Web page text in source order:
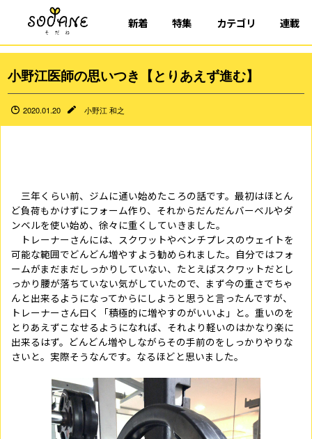
新着 特集 カテゴリ 連載
小野江医師の思いつき【とりあえず進む】
2020.01.20 小野江 和之
三年くらい前、ジムに通い始めたころの話です。最初はほとん
ど負荷もかけずにフォーム作り、それからだんだんバーベルやダ
ンベルを使い始め、徐々に重くしていきました。
トレーナーさんには、スクワットやベンチプレスのウェイトを
可能な範囲でどんどん増やすよう勧められました。自分ではフォ
ームがまだまだしっかりしていない、たとえばスクワットだとし
っかり腰が落ちていない気がしていたので、まず今の重さでちゃ
んと出来るようになってからにしようと思うと言ったんですが、
トレーナーさん曰く「積極的に増やすのがいいよ」と。重いのを
とりあえずこなせるようになれば、それより軽いのはかなり楽に
出来るはず。どんどん増やしながらその手前のをしっかりやりな
さいと。実際そうなんです。なるほどと思いました。